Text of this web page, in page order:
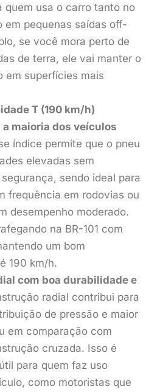
quem usa o carro tanto no
em pequenas saídas off-
se você mora perto de
de terra, ele vai manter o
em superfícies mais
T (190 km/h)
maioria dos veículos
índice permite que o pneu
elevadas sem
sendo ideal para
frequência em rodovias ou
desempenho moderado.
na BR-101 com
um bom
190 km/h.
com boa durabilidade e
radial contribui para
de pressão e maior
em comparação com
cruzada. Isso é
para quem faz uso
como motoristas que